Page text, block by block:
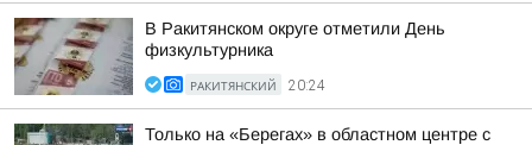
В Ракитянском округе отметили День
физкультурника
РАКИТЯНСКИЙ 20:24
Только на «Берегах» в областном центре с